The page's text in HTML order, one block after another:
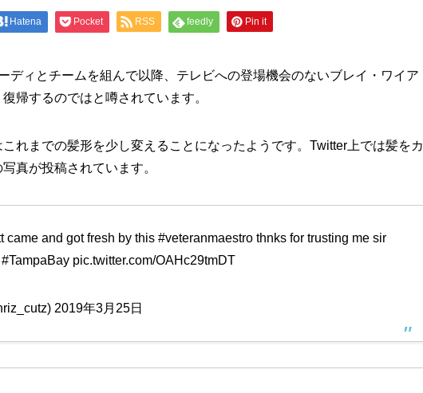
Hatena Pocket RSS feedly Pin it
ディとチームを組んで以降、テレビへの登場機会のないブレイ・ワイア
帰するのではと噂されています。
れまでの髪形を少し変えることになったようです。Twitter上では髪をカ
真が投稿されています。
came and got fresh by this #veteranmaestro thnks for trusting me sir
#TampaBay pic.twitter.com/OAHc29tmDT
2019年3月25日